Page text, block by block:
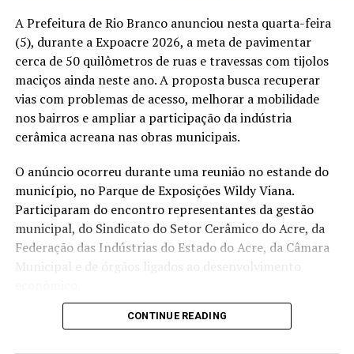
para governar?
Governar um Estado é diferente de legislar. Também é
diferente de atuar como gestor técnico. O governador
administra um orçamento bilionário, coordena
secretarias, lidera milhares de servidores, executa
políticas públicas e responde diretamente pelos
resultados da administração estadual. Já deputados e
senadores exercem funções constitucionais voltadas à
elaboração de leis, fiscalização e representação política.
Gestores técnicos, por sua vez, podem acumular grande
experiência administrativa sem, necessariamente, terem
exercido a chefia do Poder Executivo.
institucionais diferentes, com responsabilidades
distintas.
A Prefeitura de Rio Branco anunciou nesta quarta-feira
(5), durante a Expoacre 2026, a meta de pavimentar
cerca de 50 quilômetros de ruas e travessas com tijolos
maciços ainda neste ano. A proposta busca recuperar
vias com problemas de acesso, melhorar a mobilidade
nos bairros e ampliar a participação da indústria
cerâmica acreana nas obras municipais.
O anúncio ocorreu durante uma reunião no estande do
município, no Parque de Exposições Wildy Viana.
Participaram do encontro representantes da gestão
municipal, do Sindicato do Setor Cerâmico do Acre, da
Federação das Indústrias do Estado do Acre, da Câmara
Municipal e de órgãos ligados ao desenvolvimento
O prefeito Alysson Bestene afirmou que as vias que
CONTINUE READING